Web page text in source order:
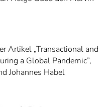
Artikel „Transactional and
a Global Pandemic”,
Johannes Habel